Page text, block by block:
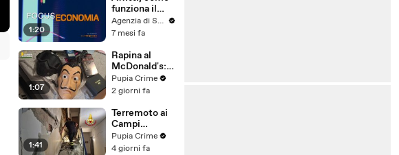
1:20
funziona il
canone
concordato
Agenzia di Stampa ITALPRESS
7 mesi fa
1:07
Rapina al
McDonald's:
cinque arresti,
due indagati
spaccio di
droga
(03.08.26)
Pupia Crime
2 giorni fa
1:41
Terremoto ai
Campi
Flegrei: 250
sfollati e 21
Pupia Crime
4 giorni fa